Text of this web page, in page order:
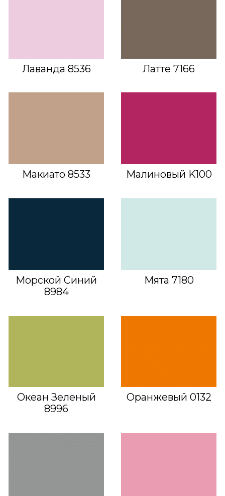
Лаванда 8536 Латте 7166
Макиато 8533 Малиновый K100
Морской Синий
8984
Мята 7180
Океан Зеленый
8996
Оранжевый 0132